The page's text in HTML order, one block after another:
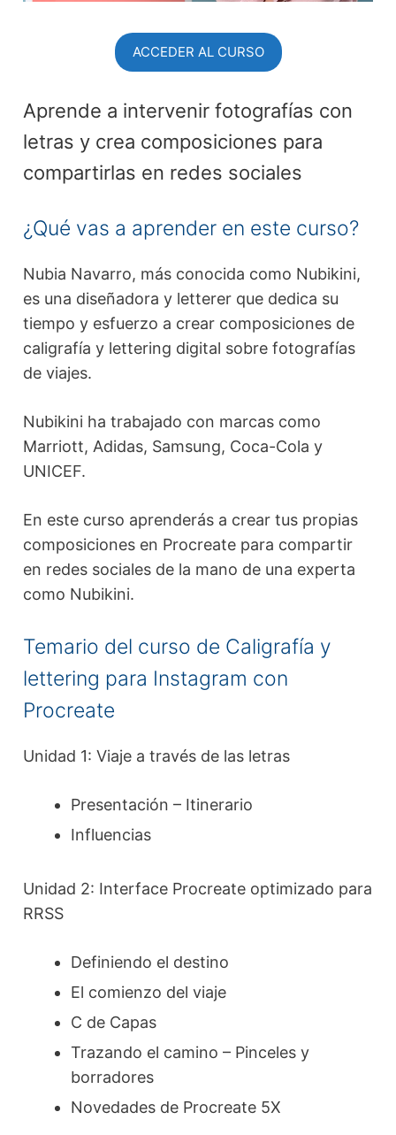
ACCEDER AL CURSO
Aprende a intervenir fotografías con
letras y crea composiciones para
compartirlas en redes sociales
¿Qué vas a aprender en este curso?
Nubia Navarro, más conocida como Nubikini,
es una diseñadora y letterer que dedica su
tiempo y esfuerzo a crear composiciones de
caligrafía y lettering digital sobre fotografías
de viajes.
Nubikini ha trabajado con marcas como
Marriott, Adidas, Samsung, Coca-Cola y
UNICEF.
En este curso aprenderás a crear tus propias
composiciones en Procreate para compartir
en redes sociales de la mano de una experta
como Nubikini.
Temario del curso de Caligrafía y
lettering para Instagram con
Procreate
Unidad 1: Viaje a través de las letras
Presentación – Itinerario
Influencias
Unidad 2: Interface Procreate optimizado para
RRSS
Definiendo el destino
El comienzo del viaje
C de Capas
Trazando el camino – Pinceles y
borradores
Novedades de Procreate 5X